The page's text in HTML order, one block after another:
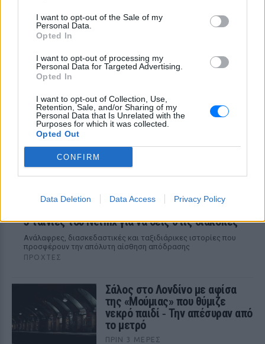
I want to opt-out of the Sale of my
Personal Data.
Opted In
I want to opt-out of processing my
Personal Data for Targeted Advertising.
Opted In
I want to opt-out of Collection, Use,
Retention, Sale, and/or Sharing of my
Personal Data that Is Unrelated with the
Purposes for which it was collected.
Opted Out
CONFIRM
Data Deletion Data Access Privacy Policy
Η κωμωδία που σατίρισε τον
νεοπλουτισμό και παραμένει
108 επεισόδια γέλιου: Η σειρά του Χάρη
5 ταινίες του Netflix για να δεις στις διακοπές
Aνάλαφρες, διασκεδαστικές και ταξιδιάρικες ιστορίες που
προσφέρουν την απόλυτη αίσθηση απόδρασης
ΠΡΟΧΤΈΣ
Σάλος στο Λονδίνο με αφίσα
της «Μούμιας» που θύμιζε
νεκρό παιδί ‑ Την απέσυραν από
το μετρό
ΠΡΙΝ 3 ΜΈΡΕΣ